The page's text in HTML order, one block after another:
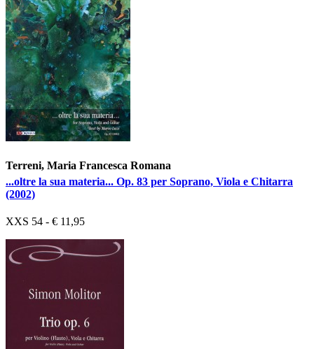
Terreni, Maria Francesca Romana
...oltre la sua materia... Op. 83 per Soprano, Viola e Chitarra
(2002)
XXS 54 - € 11,95